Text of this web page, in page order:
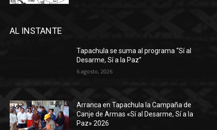
AL INSTANTE
Tapachula se suma al programa “Sí al
Desarme, Sí a la Paz”
6 agosto, 2026
Arranca en Tapachula la Campaña de
Canje de Armas «Sí al Desarme, Sí a la
Paz» 2026